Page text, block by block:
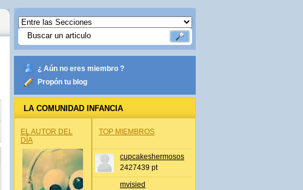
¿ Aún no eres miembro ?
Propón tu blog
LA COMUNIDAD INFANCIA
EL AUTOR DEL
DÍA
TOP MIEMBROS
cupcakeshermosos
2427439 pt
mvisied